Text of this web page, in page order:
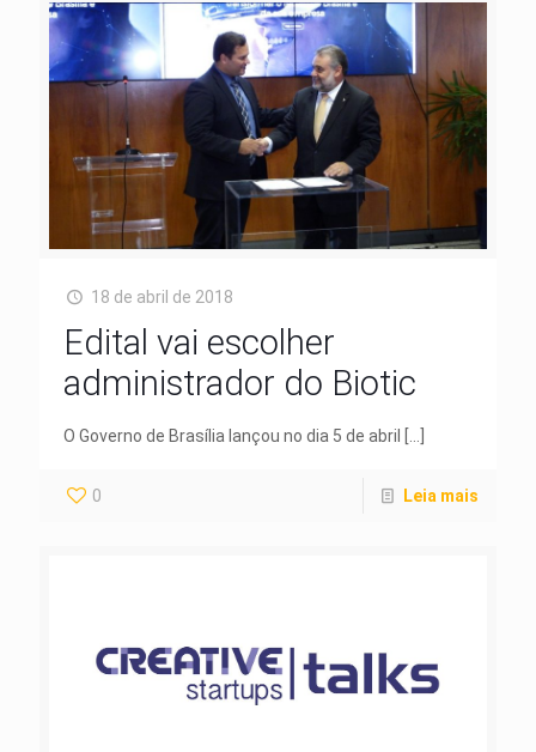
18 de abril de 2018
Edital vai escolher
administrador do Biotic
O Governo de Brasília lançou no dia 5 de abril […]
0 Leia mais